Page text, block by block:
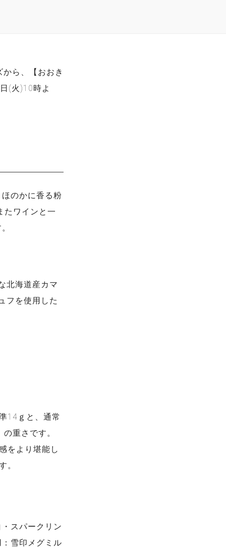
ら、【おおき
(火)10時よ
のかに香る粉
たワインと一
北海道産カマ
フを使用した
14ｇと、通常
重さです。
をより堪能し
。
スパークリン
雪印メグミル